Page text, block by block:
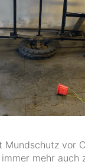
Mundschutz vor
mehr auch